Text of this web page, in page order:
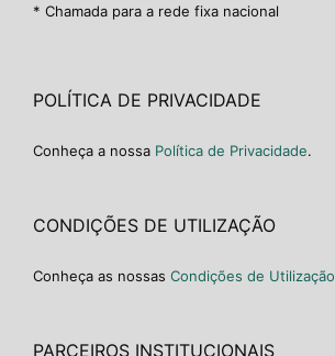
* Chamada para a rede fixa nacional
POLÍTICA DE PRIVACIDADE
Conheça a nossa Política de Privacidade.
CONDIÇÕES DE UTILIZAÇÃO
Conheça as nossas Condições de Utilização
PARCEIROS INSTITUCIONAIS